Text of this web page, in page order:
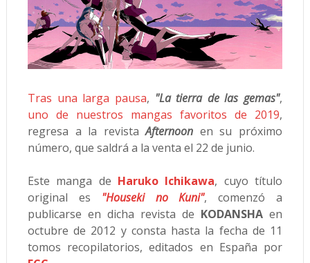
Tras una larga pausa, "La tierra de las gemas",
uno de nuestros mangas favoritos de 2019,
regresa a la revistaAfternoon en su próximo
número, que saldrá a la venta el 22 de junio.
Este manga de Haruko Ichikawa, cuyo título
original es "Houseki no Kuni", comenzó a
publicarse en dicha revista de KODANSHA en
octubre de 2012 y consta hasta la fecha de 11
tomos recopilatorios, editados en España por